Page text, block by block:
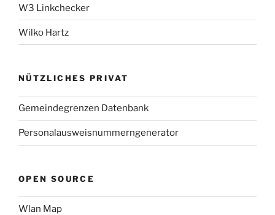
W3 Linkchecker
Wilko Hartz
NÜTZLICHES PRIVAT
Gemeindegrenzen Datenbank
Personalausweisnummerngenerator
OPEN SOURCE
Wlan Map